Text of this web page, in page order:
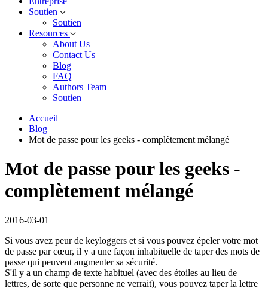
Soutien
Soutien
Resources
About Us
Contact Us
Blog
FAQ
Authors Team
Soutien
Accueil
Blog
Mot de passe pour les geeks - complètement mélangé
Mot de passe pour les geeks -
complètement mélangé
2016-03-01
Si vous avez peur de keyloggers et si vous pouvez épeler votre mot
de passe par cœur, il y a une façon inhabituelle de taper des mots de
passe qui peuvent augmenter sa sécurité.
S'il y a un champ de texte habituel (avec des étoiles au lieu de
lettres, de sorte que personne ne verrait), vous pouvez taper la lettre